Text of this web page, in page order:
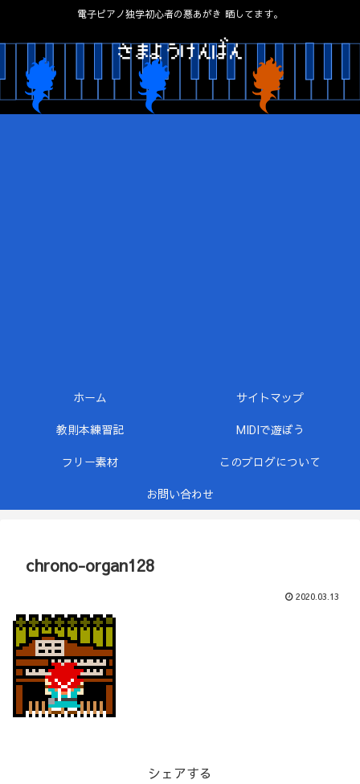
電子ピアノ独学初心者の悪あがき 晒してます。
ホーム
サイトマップ
教則本練習記
MIDIで遊ぼう
フリー素材
このブログについて
お問い合わせ
chrono-organ128
2020.03.13
シェアする